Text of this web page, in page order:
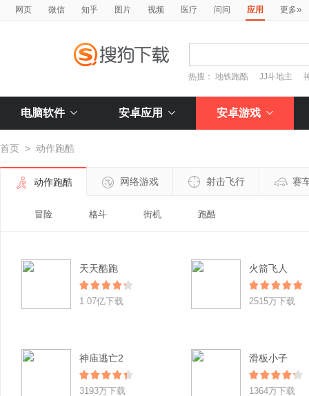
网页 微信 知乎 图片 视频 医疗 问问 应用 更多»
热搜：地铁跑酷 JJ斗地主
电脑软件 安卓应用 安卓游戏
首页 > 动作跑酷
动作跑酷 网络游戏 射击飞行 赛
冒险 格斗 街机 跑酷
天天酷跑
1.07亿下载
火箭飞人
2515万下载
神庙逃亡2
3193万下载
滑板小子
1364万下载